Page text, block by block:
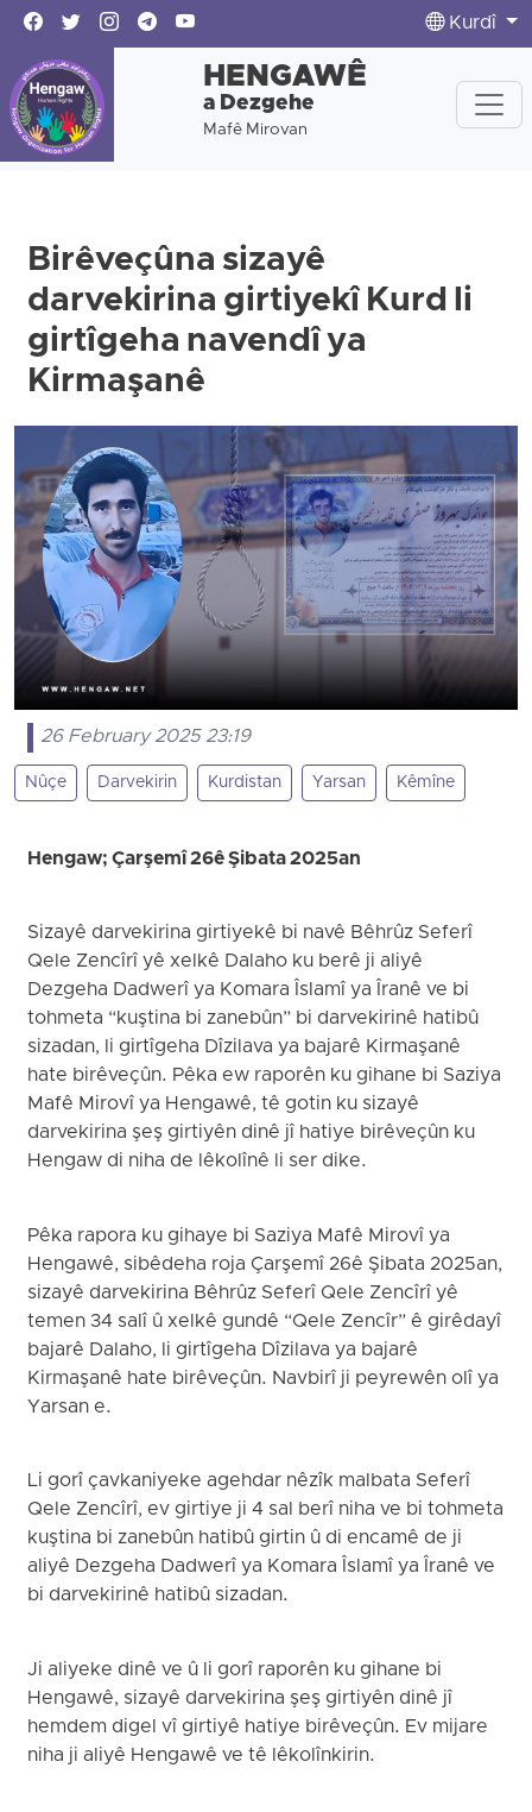
Kurdî
HENGAWÊ
a Dezgehe
Mafê Mirovan
Birêveçûna sizayê
darvekirina girtiyekî Kurd li
girtîgeha navendî ya
Kirmaşanê
26 February 2025 23:19
Nûçe Darvekirin Kurdistan Yarsan Kêmîne
Hengaw; Çarşemî 26ê Şibata 2025an
Sizayê darvekirina girtiyekê bi navê Bêhrûz Seferî
Qele Zencîrî yê xelkê Dalaho ku berê ji aliyê
Dezgeha Dadwerî ya Komara Îslamî ya Îranê ve bi
tohmeta “kuştina bi zanebûn” bi darvekirinê hatibû
sizadan, li girtîgeha Dîzilava ya bajarê Kirmaşanê
hate birêveçûn. Pêka ew raporên ku gihane bi Saziya
Mafê Mirovî ya Hengawê, tê gotin ku sizayê
darvekirina şeş girtiyên dinê jî hatiye birêveçûn ku
Hengaw di niha de lêkolînê li ser dike.
Pêka rapora ku gihaye bi Saziya Mafê Mirovî ya
Hengawê, sibêdeha roja Çarşemî 26ê Şibata 2025an,
sizayê darvekirina Bêhrûz Seferî Qele Zencîrî yê
temen 34 salî û xelkê gundê “Qele Zencîr” ê girêdayî
bajarê Dalaho, li girtîgeha Dîzilava ya bajarê
Kirmaşanê hate birêveçûn. Navbirî ji peyrewên olî ya
Yarsan e.
Li gorî çavkaniyeke agehdar nêzîk malbata Seferî
Qele Zencîrî, ev girtiye ji 4 sal berî niha ve bi tohmeta
kuştina bi zanebûn hatibû girtin û di encamê de ji
aliyê Dezgeha Dadwerî ya Komara Îslamî ya Îranê ve
bi darvekirinê hatibû sizadan.
Ji aliyeke dinê ve û li gorî raporên ku gihane bi
Hengawê, sizayê darvekirina şeş girtiyên dinê jî
hemdem digel vî girtiyê hatiye birêveçûn. Ev mijare
niha ji aliyê Hengawê ve tê lêkolînkirin.